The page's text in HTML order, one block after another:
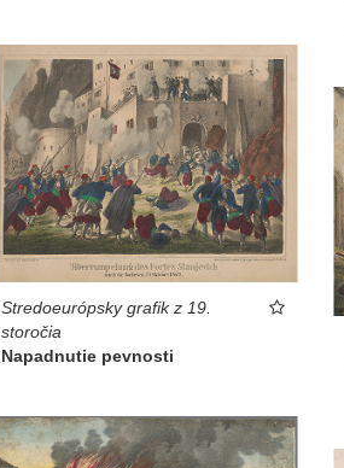
Stredoeurópsky grafik z 19.
storočia
Napadnutie pevnosti